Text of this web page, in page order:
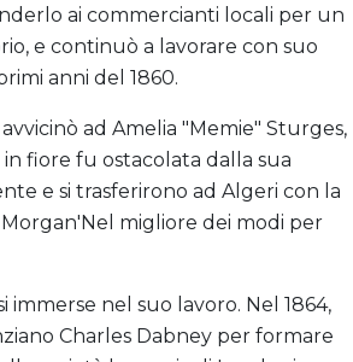
ai commercianti locali per un
e continuò a lavorare con suo
anni del 1860.
ad Amelia "Memie" Sturges,
fiore fu ostacolata dalla sua
e si trasferirono ad Algeri con la
migliore dei modi per
nel suo lavoro. Nel 1864,
Charles Dabney per formare